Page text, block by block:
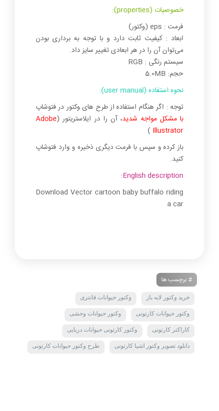
خصوصیات (properties):
فرمت : eps (وکتور)
ابعاد : کیفیت ثابت دارد و با توجه به برداری بودن
می‌توان آن را در هر ابعادی تغییر سایز داد.
سیستم رنگی : RGB
حجم: 5.0MB
نحوه استفاده (user manual):
توجه : اگر هنگام استفاده از طرح های وکتور در فتوشاپ
با مشکل مواجه شدید، آن را در ایلاستریتور (Adobe
Illustrator
)
باز کرده و سپس با فرمت دیگری ذخیره و وارد فتوشاپ
کنید.
English description:
Download Vector cartoon baby buffalo riding
a car
# برچسب ها
خرید وکتور لایه باز وکتور حیوانات فانتزی
وکتور حیوانات کارتونی وکتور حیوانات وحشی
کاراکتر کارتونی وکتور کارتونی حیوانات دریایی
دانلود تصویر وکتور اشیا کارتونی طرح وکتور حیوانات کارتونی